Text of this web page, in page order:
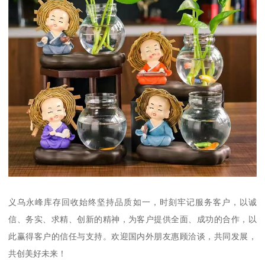
义乌永峰库存回收始终坚持品质如一，时刻牢记服务客户，以诚
信、务实、求精、创新的精神，为客户提供全面、成功的合作，以
此赢得客户的信任与支持。欢迎国内外朋友惠顾洽谈，共同发展，
共创美好未来！